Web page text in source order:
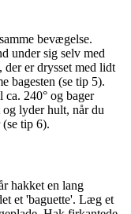
bevægelse.
under sig selv med
der er drysset med lidt
bagesten (se tip 5).
240° og bager
lyder hult, når du
tip 6).
hakket en lang
et 'baguette'. Læg et